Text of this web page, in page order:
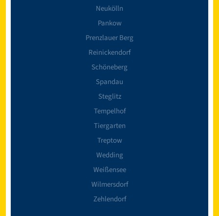
Neukölln
Pankow
Prenzlauer Berg
Reinickendorf
Schöneberg
Spandau
Steglitz
Tempelhof
Tiergarten
Treptow
Wedding
Weißensee
Wilmersdorf
Zehlendorf